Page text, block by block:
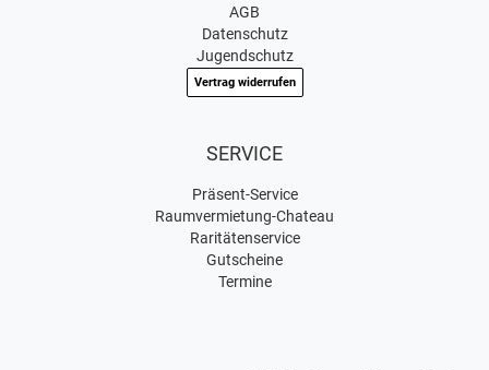
AGB
Datenschutz
Jugendschutz
Vertrag widerrufen
SERVICE
Präsent-Service
Raumvermietung-Chateau
Raritätenservice
Gutscheine
Termine